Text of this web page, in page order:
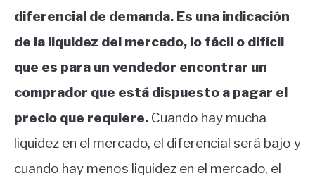
diferencial de demanda. Es una indicación
de la liquidez del mercado, lo fácil o difícil
que es para un vendedor encontrar un
comprador que está dispuesto a pagar el
precio que requiere. Cuando hay mucha
liquidez en el mercado, el diferencial será bajo y
cuando hay menos liquidez en el mercado, el